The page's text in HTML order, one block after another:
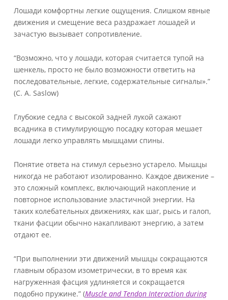
Лошади комфортны легкие ощущения. Слишком явные
движения и смещение веса раздражает лошадей и
зачастую вызывает сопротивление.
“Возможно, что у лошади, которая считается тупой на
шенкель, просто не было возможности ответить на
последовательные, легкие, содержательные сигналы».”
(C. A. Saslow)
Глубокие седла с высокой задней лукой сажают
всадника в стимулирующую посадку которая мешает
лошади легко управлять мышцами спины.
Понятие ответа на стимул серьезно устарело. Мышцы
никогда не работают изолированно. Каждое движение –
это сложный комплекс, включающий накопление и
повторное использование эластичной энергии. На
таких колебательных движениях, как шаг, рысь и галоп,
ткани фасции обычно накапливают энергию, а затем
отдают ее.
“При выполнении эти движений мышцы сокращаются
главным образом изометрически, в то время как
нагруженная фасция удлиняется и сокращается
подобно пружине.” (Muscle and Tendon Interaction during